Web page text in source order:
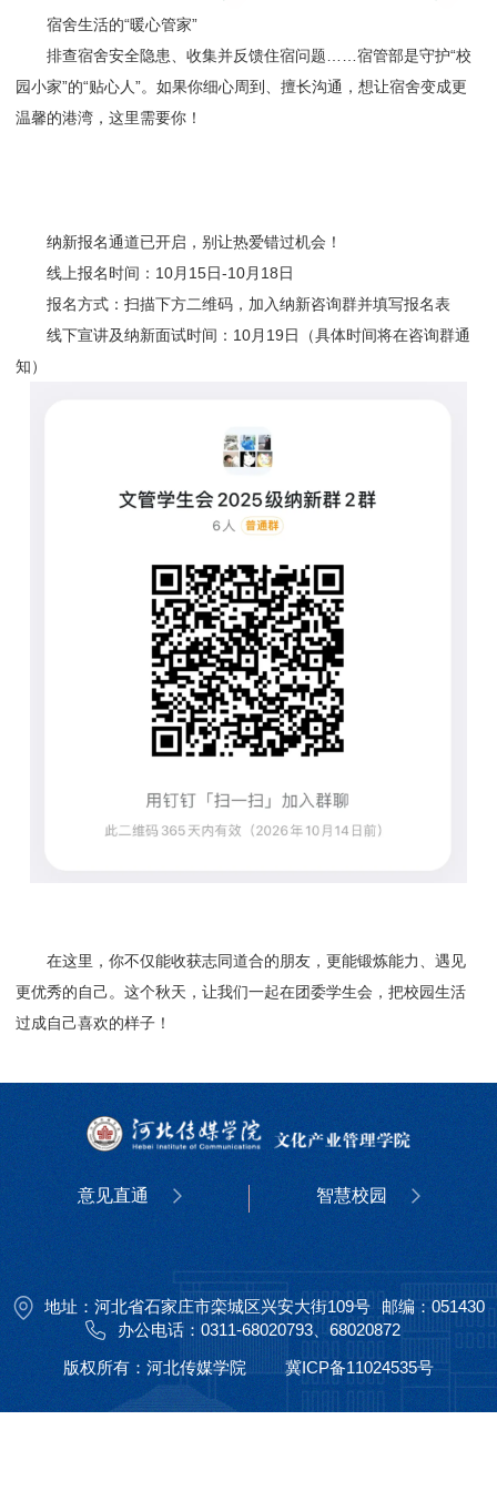
宿舍生活的“暖心管家”
排查宿舍安全隐患、收集并反馈住宿问题……宿管部是守护“校
园小家”的“贴心人”。如果你细心周到、擅长沟通，想让宿舍变成更
温馨的港湾，这里需要你！
纳新报名通道已开启，别让热爱错过机会！
线上报名时间：10月15日-10月18日
报名方式：扫描下方二维码，加入纳新咨询群并填写报名表
线下宣讲及纳新面试时间：10月19日（具体时间将在咨询群通
知）
在这里，你不仅能收获志同道合的朋友，更能锻炼能力、遇见
更优秀的自己。这个秋天，让我们一起在团委学生会，把校园生活
过成自己喜欢的样子！
意见直通
校长在线 校长信箱 书记信箱
智慧校园
统一认证 协同办公
地址：河北省石家庄市栾城区兴安大街109号 邮编：051430
办公电话：0311-68020793、68020872
版权所有：河北传媒学院
冀ICP备11024535号